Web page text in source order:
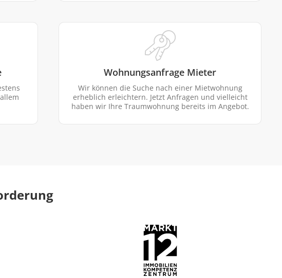
Wohnungsanfrage Mieter
Wir können die Suche nach einer Mietwohnung
erheblich erleichtern. Jetzt Anfragen und vielleicht
haben wir Ihre Traumwohnung bereits im Angebot.